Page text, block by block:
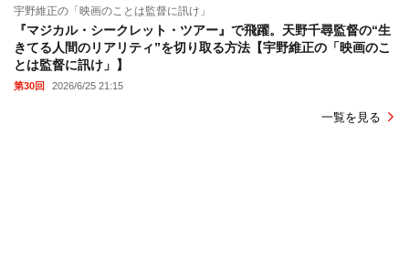
宇野維正の「映画のことは監督に訊け」
『マジカル・シークレット・ツアー』で飛躍。天野千尋監督の“生
きてる人間のリアリティ”を切り取る方法【宇野維正の「映画のこ
とは監督に訊け」】
第30回 2026/6/25 21:15
一覧を見る